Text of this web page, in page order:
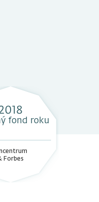
není stanovena
3,00 %
fond roku
Forbes